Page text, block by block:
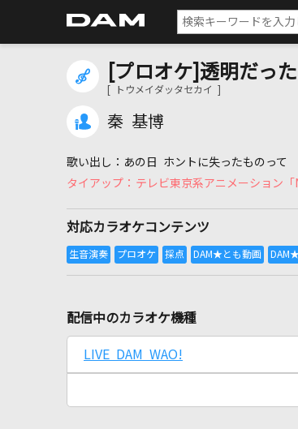
[プロオケ]透明だっ
[ トウメイダッタセカイ ]
秦 基博
あの日 ホントに失ったものって
テレビ東京系アニメーション
対応カラオケコンテンツ
配信中のカラオケ機種
LIVE DAM WAO!